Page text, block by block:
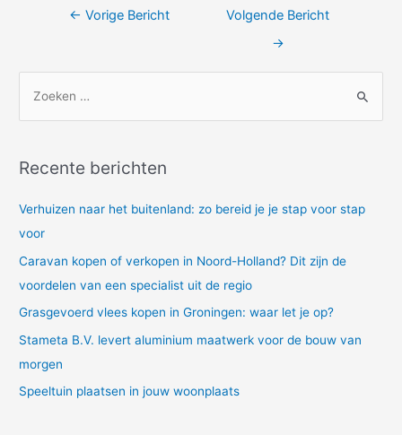
Bericht
← Vorige Bericht
Volgende Bericht
→
a
a
Recente berichten
Verhuizen naar het buitenland: zo bereid je je stap voor stap
voor
Caravan kopen of verkopen in Noord-Holland? Dit zijn de
voordelen van een specialist uit de regio
Grasgevoerd vlees kopen in Groningen: waar let je op?
Stameta B.V. levert aluminium maatwerk voor de bouw van
morgen
Speeltuin plaatsen in jouw woonplaats